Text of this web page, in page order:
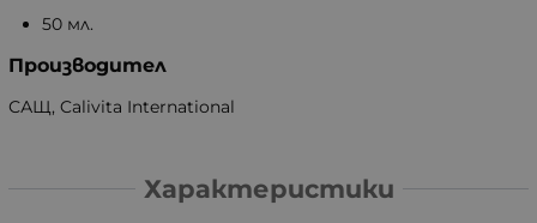
50 мл.
Производител
САЩ, Calivita International
Характеристики